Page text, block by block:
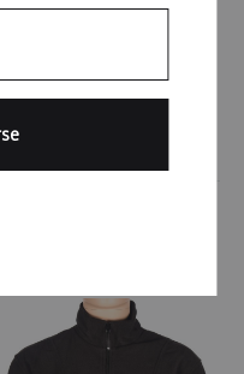
eléctrico inferior a 600
1 minuto sin fuga